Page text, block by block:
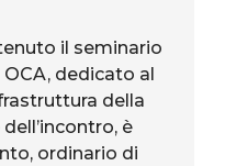
il seminario
dedicato al
della
è
ordinario di